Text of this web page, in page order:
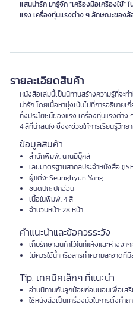
แสนน่ารัก มารู้จัก “เครื่องมือเครื่องใช้”
แรง เครื่องทุ่นแรงต่าง ๆ ลักษณะของล้
รายละเอียดสินค้า
หนังสือเล่มนี้เป็นนิทานสร้างความรู้ที่จะท
น่ารัก โดยเนื้อหามุ่งเน้นไปที่การอธิบายเ
ทั้งประโยชน์ของแรง เครื่องทุ่นแรงต่า
4 สีที่น่าสนใจ ซึ่งจะช่วยให้การเรียนรู้วิท
ข้อมูลสินค้า
สำนักพิมพ์: นานมีบุ๊คส์
เลขมาตรฐานสากลประจำหนังสือ
ผู้แต่ง: Seunghyun Yang
ชนิดปก: ปกอ่อน
เนื้อในพิมพ์: 4 สี
จำนวนหน้า: 28 หน้า
คำแนะนำและข้อควรระวัง
เก็บรักษาสินค้าไว้ในที่แห้งและห่างจา
ไม่ควรใช้น้ำหรือสารทำความสะอาด
Tip. เทคนิคเล็กๆ ที่แนะนำ
อ่านนิทานกับลูกน้อยก่อนนอนเพื่อเส
ใช้หนังสือเป็นเครื่องมือในการตั้งคำถ